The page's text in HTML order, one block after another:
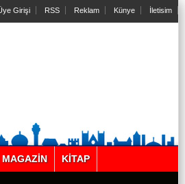
Girişi RSS Reklam Künye İletisim
MAGAZİN KİTAP
MUAZZEZ TOĞRUL